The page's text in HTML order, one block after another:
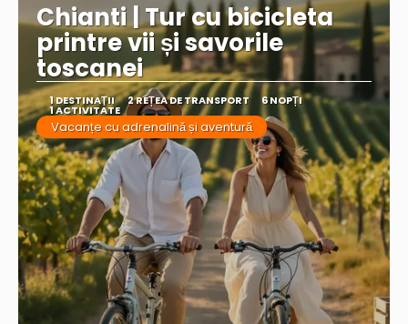
Chianti | Tur cu bicicleta
printre vii și savorile
toscanei
1 DESTINAŢII 2 REȚEA DE TRANSPORT 6 NOPȚI
1 ACTIVITATE
Vacanțe cu adrenalină și aventură